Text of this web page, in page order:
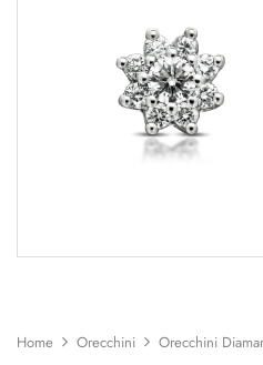
Home Orecchini Orecchini